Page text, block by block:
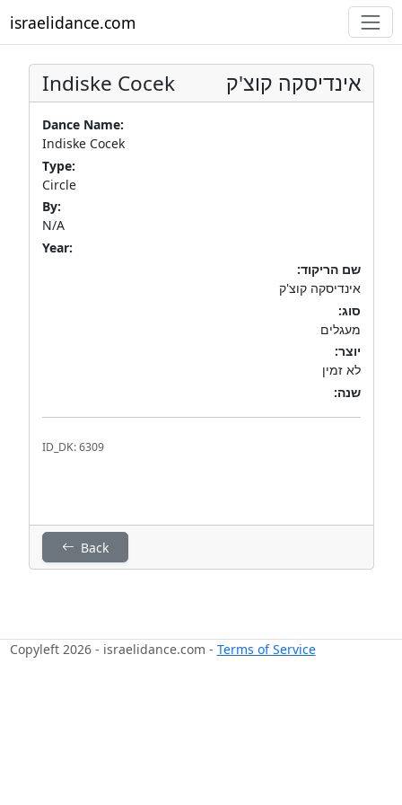
israelidance.com
Indiske Cocek אינדיסקה קוצ'ק
Dance Name:
Indiske Cocek
Type:
Circle
By:
N/A
Year:
שם הריקוד:
אינדיסקה קוצ'ק
סוג:
מעגלים
יוצר:
לא זמין
שנה:
ID_DK: 6309
Back
Copyleft 2026 - israelidance.com - Terms of Service